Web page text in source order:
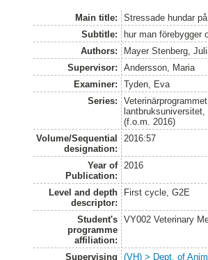
Main title:
Stressade hundar
Subtitle:
hur man förebygger
Authors:
Mayer Stenberg,
Supervisor:
Andersson, Maria
Examiner:
Tyden, Eva
Series:
(f.o.m. 2016)
Volume/Sequential
designation:
2016:57
Year of
Publication:
2016
Level and depth
descriptor:
First cycle, G2E
Student's
programme
affiliation:
VY002 Veterinary
Supervising
(VH) > Dept. of